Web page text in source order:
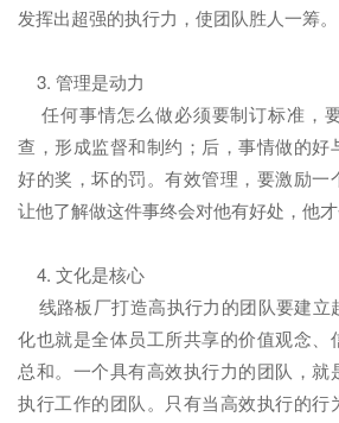
发挥出超强的执行力，使团队胜人一筹。
3. 管理是动力
任何事情怎么做必须要制订标准，
查，形成监督和制约；后，事情做的好
好的奖，坏的罚。有效管理，要激励一
让他了解做这件事终会对他有好处，他才
4. 文化是核心
线路板厂打造高执行力的团队要建立
化也就是全体员工所共享的价值观念、
总和。一个具有高效执行力的团队，就
执行工作的团队。只有当高效执行的行